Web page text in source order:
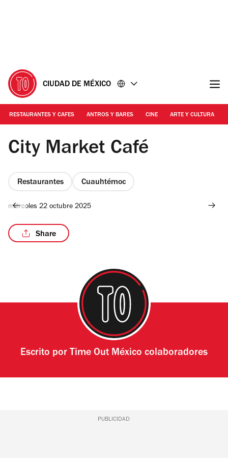
CIUDAD DE MÉXICO
RESTAURANTES Y CAFES ANTROS Y BARES CINE ARTE Y CULTURA
Foto: Alejandra Carbajal
City Market Café
Restaurantes Cuauhtémoc
miércoles 22 octubre 2025
Share
Escrito por Time Out México colaboradores
PUBLICIDAD